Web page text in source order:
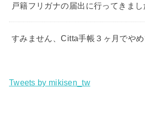
戸籍フリガナの届出に行ってきまし
すみません、Citta手帳３ヶ月でや
Tweets by mikisen_tw